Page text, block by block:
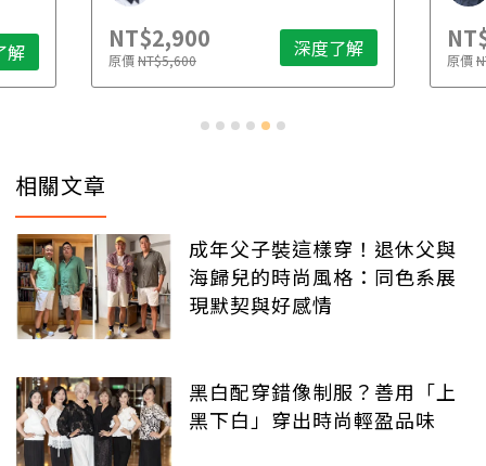
解 NT$2,900
原價NT$5,600 深度了解 原價
相關文章
成年父子裝這樣穿！退休父與
海歸兒的時尚風格：同色系展
現默契與好感情
黑白配穿錯像制服？善用「上
黑下白」穿出時尚輕盈品味